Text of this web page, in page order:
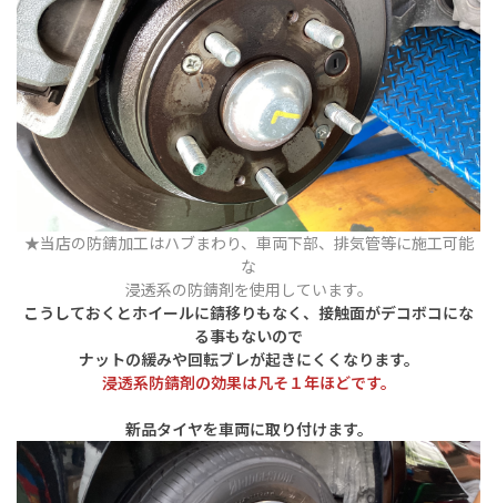
★当店の防錆加工はハブまわり、車両下部、排気管等に施工可能
な
浸透系の防錆剤を使用しています。
こうしておくとホイールに錆移りもなく、接触面がデコボコにな
る事もないので
ナットの緩みや回転ブレが起きにくくなります。
浸透系防錆剤の効果は凡そ１年ほどです。
新品タイヤを車両に取り付けます。